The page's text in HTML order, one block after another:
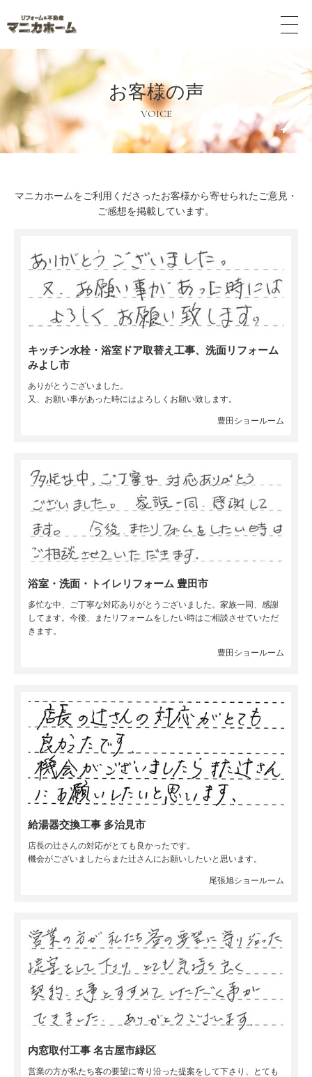
メ
ュ
ー
タ
ン
お客様の声
VOICE
マニカホームをご利用くださったお客様から寄せられたご意見・
ご感想を掲載しています。
キッチン水栓・浴室ドア取替え工事、洗面リフォーム
みよし市
ありがとうございました。
又、お願い事があった時にはよろしくお願い致します。
豊田ショールーム
浴室・洗面・トイレリフォーム 豊田市
多忙な中、ご丁寧な対応ありがとうございました。家族一同、感謝
してます。今後、またリフォームをしたい時はご相談させていただ
きます。
豊田ショールーム
給湯器交換工事 多治見市
店長の辻さんの対応がとても良かったです。
機会がございましたらまた辻さんにお願いしたいと思います。
尾張旭ショールーム
内窓取付工事 名古屋市緑区
営業の方が私たち客の要望に寄り沿った提案をして下さり、とても